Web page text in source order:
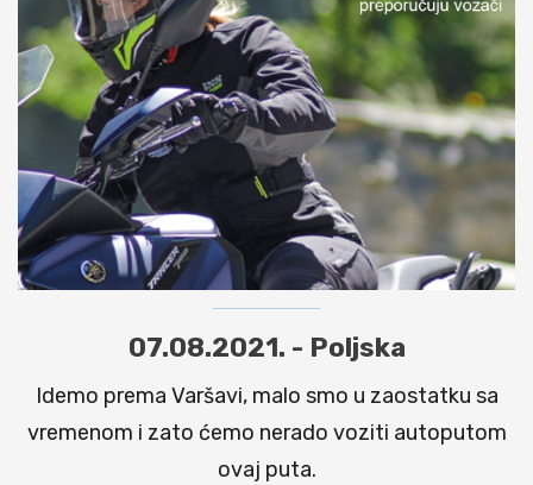
07.08.2021. - Poljska
Idemo prema Varšavi, malo smo u zaostatku sa
vremenom i zato ćemo nerado voziti autoputom
ovaj puta.